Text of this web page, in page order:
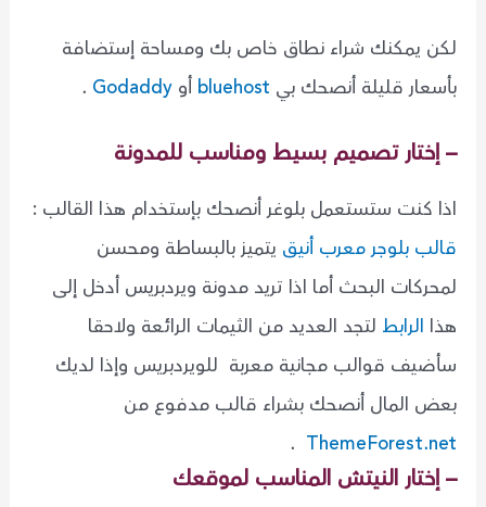
لكن يمكنك شراء نطاق خاص بك ومساحة إستضافة
بأسعار قليلة أنصحك بي bluehost أو Godaddy
.
– إختار تصميم بسيط ومناسب للمدونة
اذا كنت ستستعمل بلوغر أنصحك بإستخدام هذا القالب :
قالب بلوجر معرب أنيق يتميز بالبساطة ومحسن
لمحركات البحث أما اذا تريد مدونة ويردبريس أدخل إلى
هذا الرابط لتجد العديد من الثيمات الرائعة ولاحقا
سأضيف قوالب مجانية معربة للويردبريس وإذا لديك
بعض المال أنصحك بشراء قالب مدفوع من
ThemeForest.net
.
– إختار النيتش المناسب لموقعك